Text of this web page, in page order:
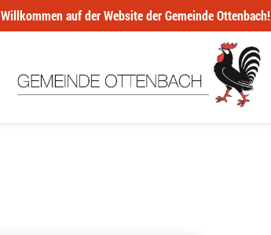
Willkommen auf der Website der Gemeinde Ottenbach!